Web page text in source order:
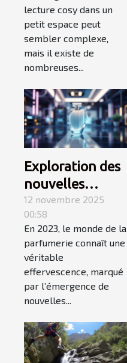
lecture cosy dans un
petit espace peut
sembler complexe,
mais il existe de
nombreuses...
Exploration des
nouvelles
tendances des
parfums en
2023
12 novembre 2025
00:58
En 2023, le monde de la
parfumerie connaît une
véritable
effervescence, marqué
par l’émergence de
nouvelles...